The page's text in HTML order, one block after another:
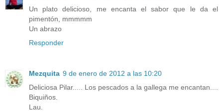
Un plato delicioso, me encanta el sabor que le da el
pimentón, mmmmm
Un abrazo
Responder
Mezquita 9 de enero de 2012 a las 10:20
Deliciosa Pilar..... Los pescados a la gallega me encantan....
Biquiños.
Lau.